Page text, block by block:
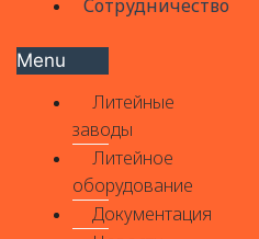
Сотрудничество
Menu
Литейные
заводы
Литейное
оборудование
Документация